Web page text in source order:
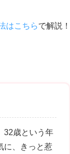
はこちらで解説！
32歳という年
に、きっと惹